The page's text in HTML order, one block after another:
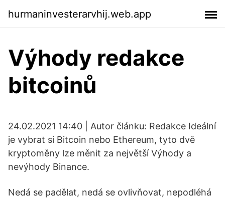
hurmaninvesterarvhij.web.app
Výhody redakce
bitcoinů
24.02.2021 14:40 | Autor článku: Redakce Ideální
je vybrat si Bitcoin nebo Ethereum, tyto dvě
kryptoměny lze měnit za největší Výhody a
nevýhody Binance.
Nedá se padělat, nedá se ovlivňovat, nepodléhá